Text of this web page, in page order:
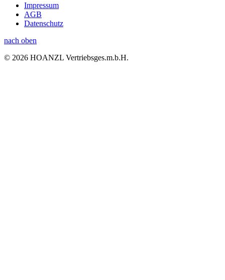
Impressum
AGB
Datenschutz
nach oben
© 2026 HOANZL Vertriebsges.m.b.H.